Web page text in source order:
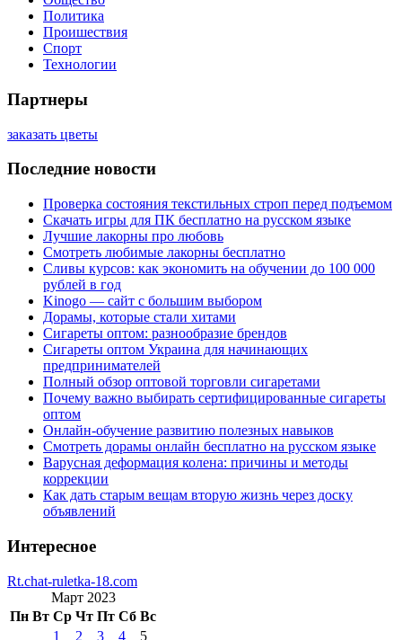
Политика
Проишествия
Спорт
Технологии
Партнеры
заказать цветы
Последние новости
Проверка состояния текстильных строп перед подъемом
Скачать игры для ПК бесплатно на русском языке
Лучшие лакорны про любовь
Смотреть любимые лакорны бесплатно
Сливы курсов: как экономить на обучении до 100 000
рублей в год
Kinogo — сайт с большим выбором
Дорамы, которые стали хитами
Сигареты оптом: разнообразие брендов
Сигареты оптом Украина для начинающих
предпринимателей
Полный обзор оптовой торговли сигаретами
Почему важно выбирать сертифицированные сигареты
оптом
Онлайн-обучение развитию полезных навыков
Смотреть дорамы онлайн бесплатно на русском языке
Варусная деформация колена: причины и методы
коррекции
Как дать старым вещам вторую жизнь через доску
объявлений
Интересное
Rt.chat-ruletka-18.com
Март 2023
Пн Вт Ср Чт Пт Сб Вс
1
2 3 4 5